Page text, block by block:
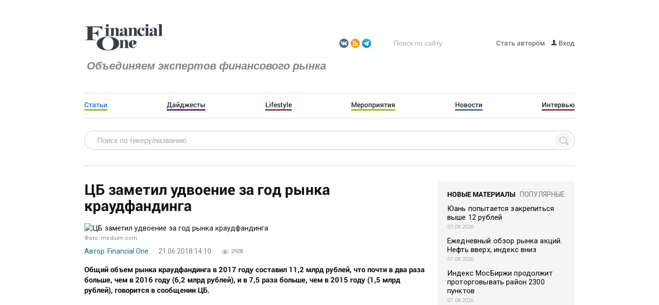
Объединяем экспертов финансового рынка
Стать автором Вход
Статьи Дайджесты Lifestyle Мероприятия Новости Интервью
ЦБ заметил удвоение за год рынка
краудфандинга
Фото: medium.com
Автор: Financial One 21.06.2018 14:10 2928
Общий объем рынка краудфандинга в 2017 году составил 11,2 млрд рублей, что почти в два раза
больше, чем в 2016 году (6,2 млрд рублей), и в 7,5 раза больше, чем в 2015 году (1,5 млрд
рублей), говорится в сообщении ЦБ.
НОВЫЕ МАТЕРИАЛЫ ПОПУЛЯРНЫЕ
Юань попытается закрепиться
выше 12 рублей
07.08.2026
Ежедневный обзор рынка акций.
Нефть вверх, индекс вниз
07.08.2026
Индекс МосБиржи продолжит
проторговывать район 2300
пунктов
07.08.2026